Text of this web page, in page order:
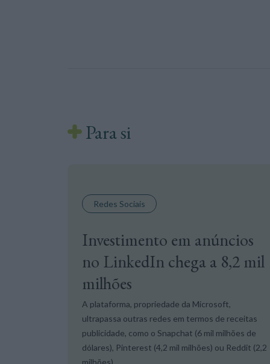
Para si
Redes Sociais
Investimento em anúncios
no LinkedIn chega a 8,2 mil
milhões
A plataforma, propriedade da Microsoft,
ultrapassa outras redes em termos de receitas
publicidade, como o Snapchat (6 mil milhões de
dólares), Pinterest (4,2 mil milhões) ou Reddit (2,2
milhões).